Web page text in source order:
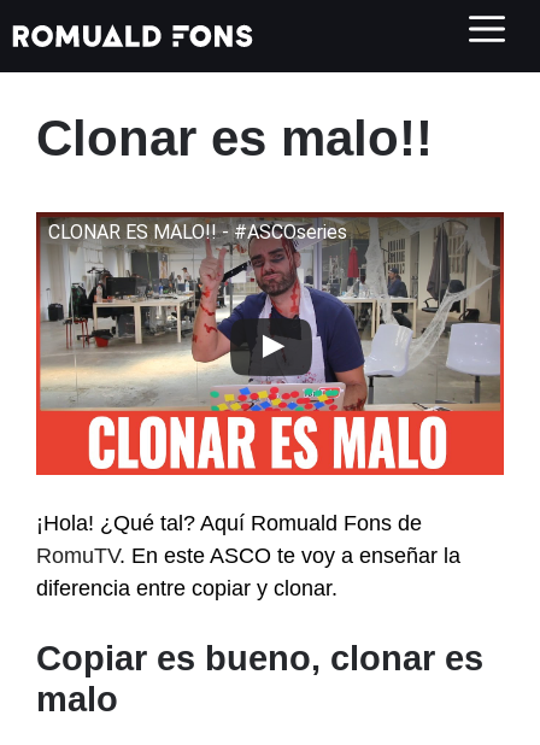
al
contenido
Clonar es malo!!
CLONAR ES MALO!! - #ASCOseries
¡Hola! ¿Qué tal? Aquí Romuald Fons de
RomuTV. En este ASCO te voy a enseñar la
diferencia entre copiar y clonar.
Copiar es bueno, clonar es
malo